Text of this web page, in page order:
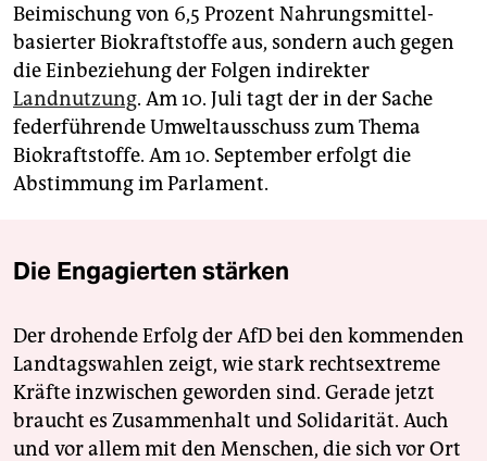
Beimischung von 6,5 Prozent Nahrungsmittel-
basierter Biokraftstoffe aus, sondern auch gegen
die Einbeziehung der Folgen indirekter
Landnutzung. Am 10. Juli tagt der in der Sache
federführende Umweltausschuss zum Thema
Biokraftstoffe. Am 10. September erfolgt die
Abstimmung im Parlament.
Die Engagierten stärken
Der drohende Erfolg der AfD bei den kommenden
Landtagswahlen zeigt, wie stark rechtsextreme
Kräfte inzwischen geworden sind. Gerade jetzt
braucht es Zusammenhalt und Solidarität. Auch
und vor allem mit den Menschen, die sich vor Ort